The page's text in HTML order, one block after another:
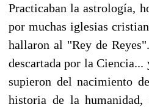
Practicaban la astrología,
por muchas iglesias
hallaron al "Rey de
descartada por la
supieron del nacimiento
historia de la